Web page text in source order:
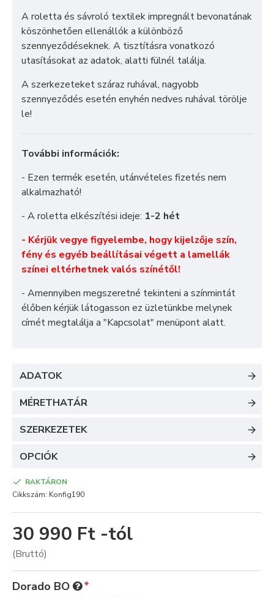
A roletta és sávroló textilek impregnált bevonatának
köszönhetően ellenállók a különböző
szennyeződéseknek. A tisztításra vonatkozó
utasításokat az adatok, alatti fülnél találja.
A szerkezeteket száraz ruhával, nagyobb
szennyeződés esetén enyhén nedves ruhával törölje
le!
További információk:
- Ezen termék esetén, utánvételes fizetés nem
alkalmazható!
- A roletta elkészítési ideje: 1-2 hét
- Kérjük vegye figyelembe, hogy kijelzője szín,
fény és egyéb beállításai végett a lamellák
színei eltérhetnek valós színétől!
- Amennyiben megszeretné tekinteni a színmintát
élőben kérjük látogasson ez üzletünkbe melynek
címét megtalálja a "Kapcsolat" menüpont alatt.
ADATOK
MÉRETHATÁR
SZERKEZETEK
OPCIÓK
30 990 Ft -tól
(Bruttó)
RAKTÁRON
Cikkszám: Konfig190
Dorado BO